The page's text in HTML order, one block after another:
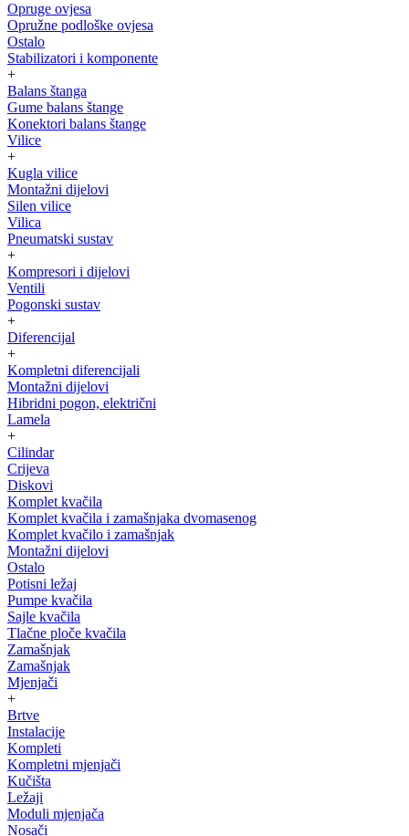
Opruge ovjesa
Opružne podloške ovjesa
Ostalo
Stabilizatori i komponente
+
Balans štanga
Gume balans štange
Konektori balans štange
Vilice
+
Kugla vilice
Montažni dijelovi
Silen vilice
Vilica
Pneumatski sustav
+
Kompresori i dijelovi
Ventili
Pogonski sustav
+
Diferencijal
+
Kompletni diferencijali
Montažni dijelovi
Hibridni pogon, električni
Lamela
+
Cilindar
Crijeva
Diskovi
Komplet kvačila
Komplet kvačila i zamašnjaka dvomasenog
Komplet kvačilo i zamašnjak
Montažni dijelovi
Ostalo
Potisni ležaj
Pumpe kvačila
Sajle kvačila
Tlačne ploče kvačila
Zamašnjak
Zamašnjak
Mjenjači
+
Brtve
Instalacije
Kompleti
Kompletni mjenjači
Kučišta
Ležaji
Moduli mjenjača
Nosači